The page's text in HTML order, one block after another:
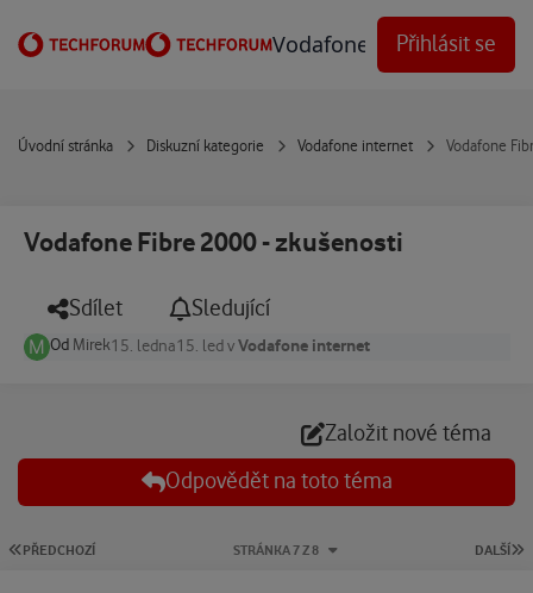
Vodafone Techforum
Přihlásit se
Úvodní stránka Diskuzní kategorie Vodafone internet Vodafone
Vodafone Fibre 2000 - zkušenosti
Sdílet Sledující
Od Mirek15. ledna15. ledvVodafone internet
Založit nové téma
Odpovědět na toto téma
PRVNÍ STRÁNKA
PŘEDCHOZÍ DALŠÍ
STRÁNKA 7 Z 8